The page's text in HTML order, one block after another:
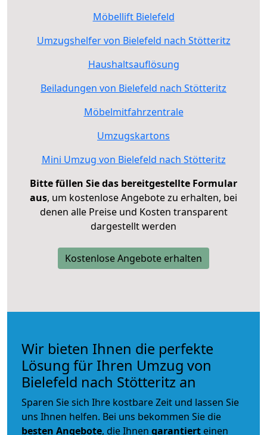
Möbellift Bielefeld
Umzugshelfer von Bielefeld nach Stötteritz
Haushaltsauflösung
Beiladungen von Bielefeld nach Stötteritz
Möbelmitfahrzentrale
Umzugskartons
Mini Umzug von Bielefeld nach Stötteritz
Bitte füllen Sie das bereitgestellte Formular
aus, um kostenlose Angebote zu erhalten, bei
denen alle Preise und Kosten transparent
dargestellt werden
Kostenlose Angebote erhalten
Wir bieten Ihnen die perfekte
Lösung für Ihren Umzug von
Bielefeld nach Stötteritz an
Sparen Sie sich Ihre kostbare Zeit und lassen Sie
uns Ihnen helfen. Bei uns bekommen Sie die
besten Angebote, die Ihnen garantiert einen